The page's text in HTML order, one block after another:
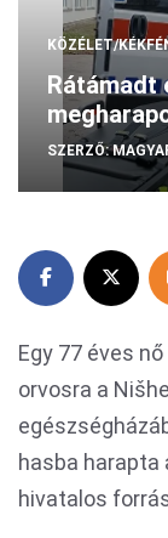
KÖZÉLET/
Rátámadt
SZERZŐ:
Egy 77 éves
orvosra a
hasba
hivatalos